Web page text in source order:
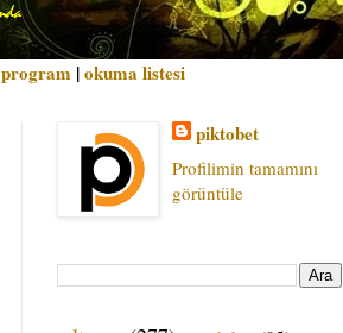
program |okuma listesi
piktobet
Profilimin tamamını
görüntüle